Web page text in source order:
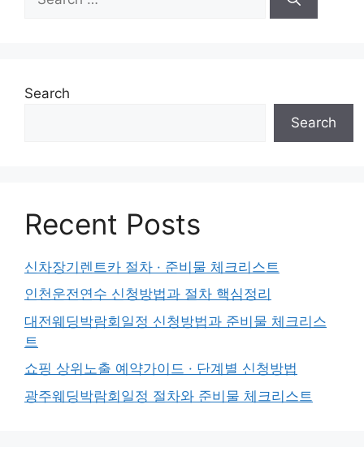
for:
Search
Search
Recent Posts
신차장기렌트카 절차 · 준비물 체크리스트
인천운전연수 신청방법과 절차 핵심정리
대전웨딩박람회일정 신청방법과 준비물 체크리스
트
쇼핑 상위노출 예약가이드 · 단계별 신청방법
광주웨딩박람회일정 절차와 준비물 체크리스트